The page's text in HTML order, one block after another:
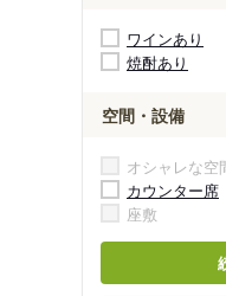
ワインあり
焼酎あり
空間・設備
オシャレな空
カウンター席
座敷